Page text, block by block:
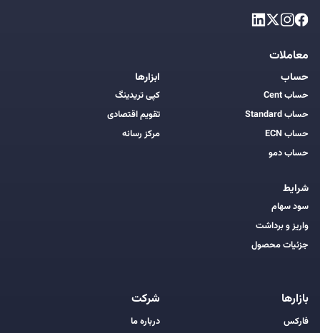
معاملات
حساب
حساب Cent
حساب Standard
حساب ECN
حساب دمو
شرایط
سود سهام
واریز و برداشت
جزئیات محصول
ابزارها
کپی تریدینگ
تقویم اقتصادی
مرکز رسانه
بازارها
فارکس
شرکت
درباره ما